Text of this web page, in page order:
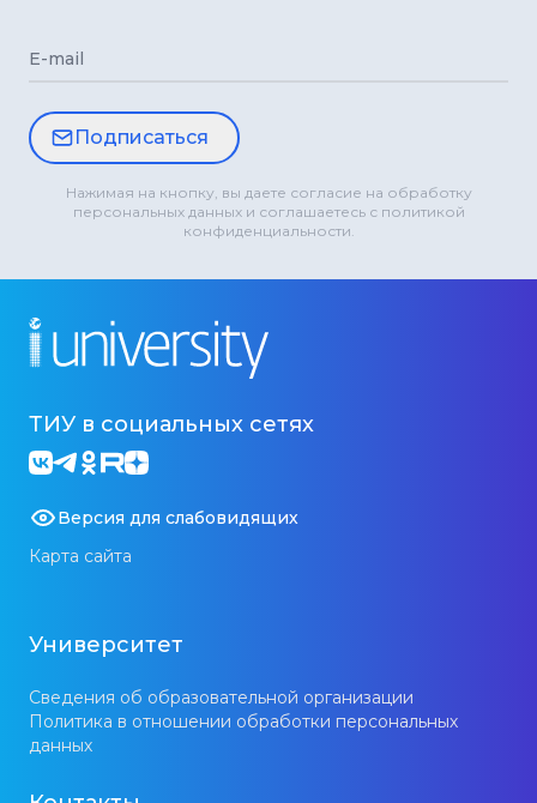
E-mail
Подписаться
Нажимая на кнопку, вы даете согласие на обработку
персональных данных и соглашаетесь с политикой
конфиденциальности.
ТИУ в социальных сетях
Версия для слабовидящих
Карта сайта
Университет
Сведения об образовательной организации
Политика в отношении обработки персональных
данных